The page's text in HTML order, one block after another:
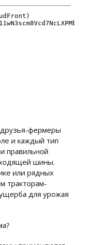
фермеры
и каждый тип
правильной
шины.
или рядных
тракторам-
для урожая